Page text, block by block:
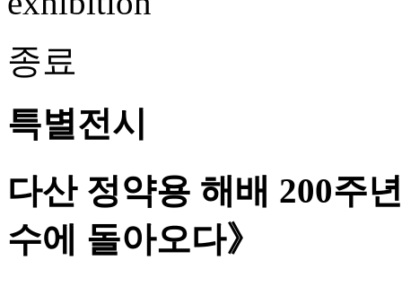
종료
특별전시
다산 정약용 해배 200주
수에 돌아오다》